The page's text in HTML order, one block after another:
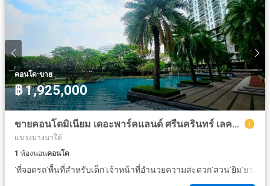
คอนโด·ขาย
฿ 1,925,000
ขายคอนโดมิเนียม เดอะพาร์คแลนด์ ศรีนครินทร์ เลคไซด์ (The Parkland Srinakarin Lakeside) บางพลี สมุทรปราการ
แขวงบางนาใต้
1 ห้องนอนคอนโด
·ที่จอดรถ·พื้นที่สำหรับเด็ก·เจ้าหน้าที่อำนวยความสะดวก·สวน·ยิม·ยาม